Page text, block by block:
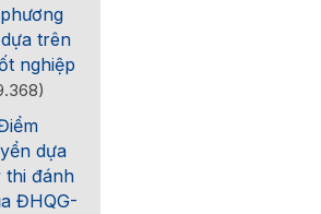
trên
nghiệp
dựa
thi đánh
ĐHQG-